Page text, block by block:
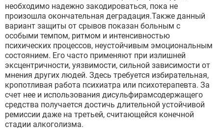
необходимо надежно закодироваться, пока не
произошла окончательная деградация.Также данный
вариант защиты от срывов показан больным с
особыми темпом, ритмом и интенсивностью
психических процессов, неустойчивым эмоциональным
состоянием. Его часто применяют при излишней
эксцентричности, уязвимости, сильной зависимости от
мнения других людей. Здесь требуется избирательная,
кропотливая работа психиатра или психотерапевта. За
счет нее и использования дисульфирамсодержащего
средства получается достичь длительной устойчивой
ремиссии даже на третьей, считающейся конечной
стадии алкоголизма.